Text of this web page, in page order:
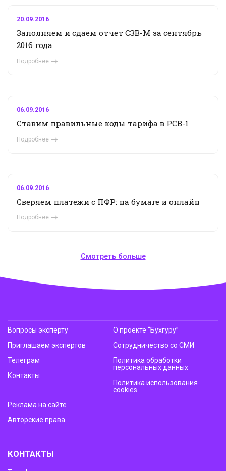
20.09.2016
Заполняем и сдаем отчет СЗВ-М за сентябрь
2016 года
Подробнее
06.09.2016
Ставим правильные коды тарифа в РСВ-1
Подробнее
06.09.2016
Сверяем платежи с ПФР: на бумаге и онлайн
Подробнее
Смотреть больше
Вопросы эксперту
Приглашаем экспертов
Телеграм
Контакты
О проекте “Бухгуру”
Сотрудничество со СМИ
Политика обработки
персональных данных
Политика использования
cookies
Реклама на сайте
Авторские права
КОНТАКТЫ